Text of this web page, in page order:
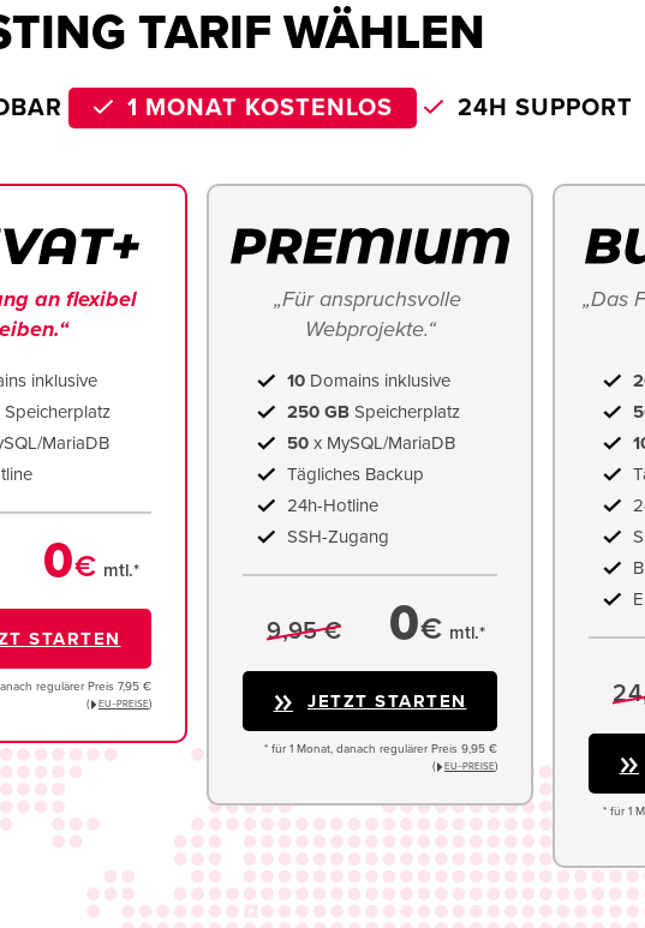
TARIF WÄHLEN
1 MONAT KOSTENLOS 24H SUPPORT
an flexibel
inklusive
Speicherplatz
MariaDB
0€ mtl.*
STARTEN
regulärer Preis 7,95 €
(
EU−PREISE)
„Für anspruchsvolle
Webprojekte.“
10 Domains inklusive
250 GB Speicherplatz
50 x MySQL/MariaDB
Tägliches Backup
24h-Hotline
SSH-Zugang
9,95 € 0€ mtl.*
JETZT STARTEN
* für 1 Monat, danach regulärer Preis 9,95 €
(
EU−PREISE)
„Das
* für 1